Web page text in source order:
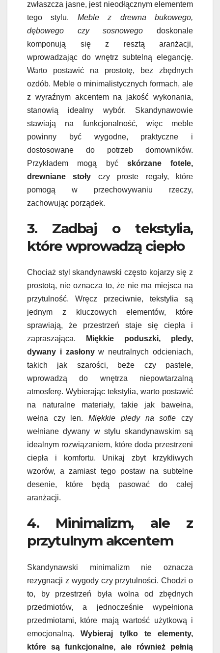
zwłaszcza jasne, jest nieodłącznym elementem
tego stylu. Meble z drewna bukowego,
dębowego czy sosnowego doskonale
komponują się z resztą aranżacji,
wprowadzając do wnętrz subtelną elegancję.
Warto postawić na prostotę, bez zbędnych
ozdób. Meble o minimalistycznych formach, ale
z wyraźnym akcentem na jakość wykonania,
stanowią idealny wybór. Skandynawowie
stawiają na funkcjonalność, więc meble
powinny być wygodne, praktyczne i
dostosowane do potrzeb domowników.
Przykładem mogą być skórzane fotele,
drewniane stoły czy proste regały, które
pomogą w przechowywaniu rzeczy,
zachowując porządek.
3. Zadbaj o tekstylia,
które wprowadzą ciepło
Chociaż styl skandynawski często kojarzy się z
prostotą, nie oznacza to, że nie ma miejsca na
przytulność. Wręcz przeciwnie, tekstylia są
jednym z kluczowych elementów, które
sprawiają, że przestrzeń staje się ciepła i
zapraszająca.
Miękkie poduszki, pledy,
dywany i zasłonyw neutralnych odcieniach,
takich jak szarości, beże czy pastele,
wprowadzą do wnętrza niepowtarzalną
atmosferę. Wybierając tekstylia, warto postawić
na naturalne materiały, takie jak bawełna,
wełna czy len.Miękkie pledy na sofie czy
wełniane dywany w stylu skandynawskim są
idealnym rozwiązaniem, które doda przestrzeni
ciepła i komfortu. Unikaj zbyt krzykliwych
wzorów, a zamiast tego postaw na subtelne
desenie, które będą pasować do całej
aranżacji.
4. Minimalizm, ale z
przytulnym akcentem
Skandynawski minimalizm nie oznacza
rezygnacji z wygody czy przytulności. Chodzi o
to, by przestrzeń była wolna od zbędnych
przedmiotów, a jednocześnie wypełniona
przedmiotami, które mają wartość użytkową i
emocjonalną.Wybieraj tylko te elementy,
które są funkcjonalne, ale również pełnią